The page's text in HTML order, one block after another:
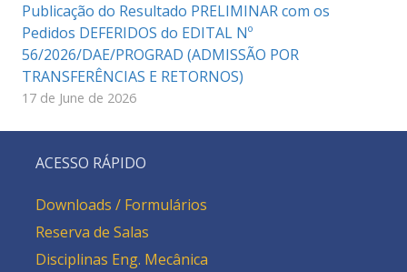
Publicação do Resultado PRELIMINAR com os
Pedidos DEFERIDOS do EDITAL Nº
56/2026/DAE/PROGRAD (ADMISSÃO POR
TRANSFERÊNCIAS E RETORNOS)
17 de June de 2026
ACESSO RÁPIDO
Downloads / Formulários
Reserva de Salas
Disciplinas Eng. Mecânica